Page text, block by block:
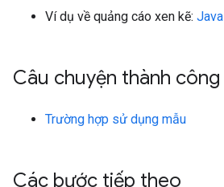
Ví dụ về quảng cáo xen kẽ: Java
Câu chuyện thành công
Trường hợp sử dụng mẫu
Các bước tiếp theo